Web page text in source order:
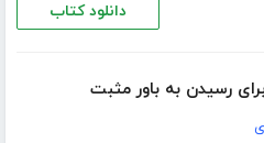
دانلود کتاب
رسیدن به باور مثبت